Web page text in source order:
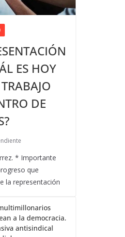
ES HOY
DE
* Importante
que
la representación
a la democracia.
antisindical